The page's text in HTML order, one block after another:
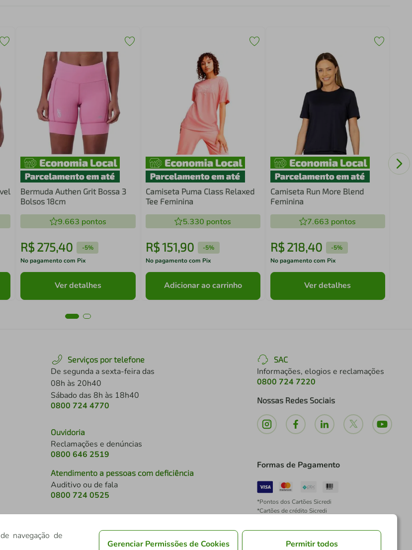
Bermuda Authen Grit Bossa 3
Bolsos 18cm
9.663 pontos
R$275,40 -5%
No pagamento com Pix
Ver detalhes
Camiseta Puma Class Relaxed
Tee Feminina
5.330 pontos
R$151,90 -5%
No pagamento com Pix
Adicionar ao carrinho
Camiseta Run More Blend
Feminina
7.663 pontos
R$ 218,40 -5%
No pagamento com Pix
Ver detalhes
Serviços por telefone
De segunda a sexta-feira das
08h às 20h40
Sábado das 8h às 18h40
0800 724 4770
Ouvidoria
Reclamações e denúncias
0800 646 2519
Atendimento a pessoas com deficiência
Auditivo ou de fala
0800 724 0525
SAC
Informações, elogios e reclamações
0800 724 7220
Nossas Redes Sociais
Formas de Pagamento
*Pontos dos Cartões Sicredi
*Cartões de crédito Sicredi
*É vedada a cobrança de preço superior, valor ou
navegação de
Gerenciar Permissões de Cookies Permitir todos